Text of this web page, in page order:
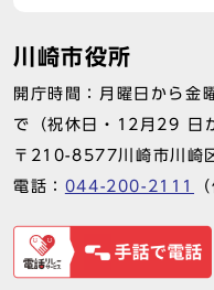
川崎市役所
開庁時間：月曜日から金
で（祝休日・12月29 日
〒210-8577川崎市川崎
電話： 044-200-2111